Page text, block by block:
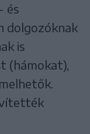
és
dolgozóknak
is
(hámokat),